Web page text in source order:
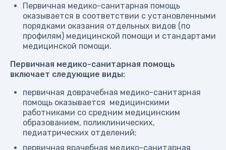
Первичная медико-санитарная помощь
оказывается в соответствии с установленными
порядками оказания отдельных видов (по
профилям) медицинской помощи и стандартами
медицинской помощи.
Первичная медико-санитарная помощь
включает следующие виды:
первичная доврачебная медико-санитарная
помощь оказывается медицинскими
работниками со средним медицинским
образованием, поликлинических,
педиатрических отделений;
первичная врачебная медико-санитарная